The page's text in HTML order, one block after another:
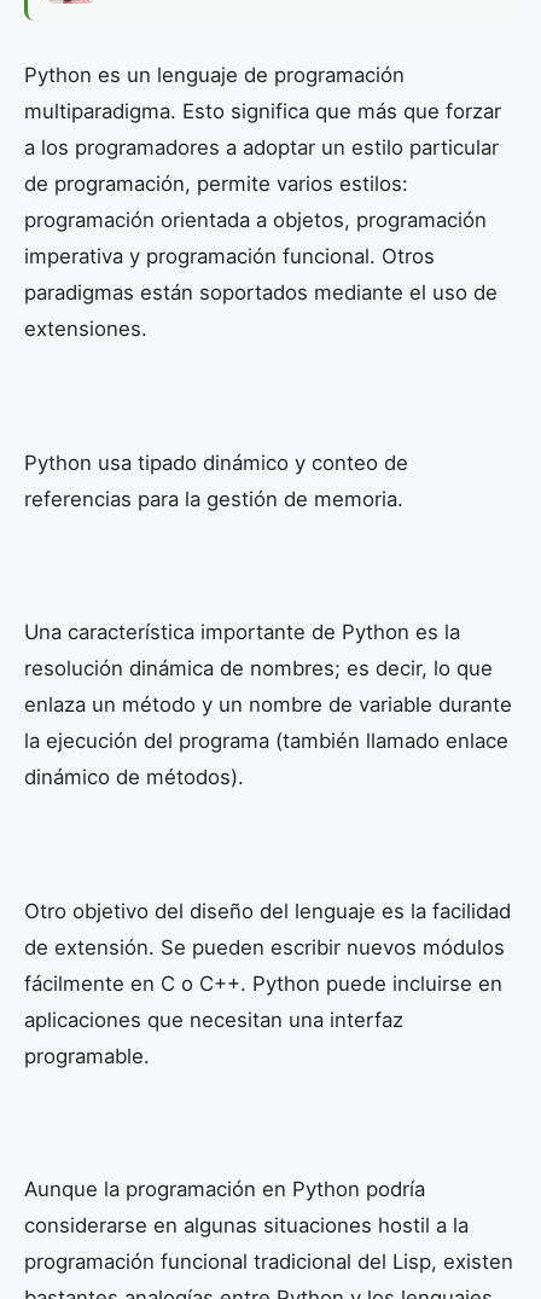
Python es un lenguaje de programación
multiparadigma. Esto significa que más que forzar
a los programadores a adoptar un estilo particular
de programación, permite varios estilos:
programación orientada a objetos, programación
imperativa y programación funcional. Otros
paradigmas están soportados mediante el uso de
extensiones.
Python usa tipado dinámico y conteo de
referencias para la gestión de memoria.
Una característica importante de Python es la
resolución dinámica de nombres; es decir, lo que
enlaza un método y un nombre de variable durante
la ejecución del programa (también llamado enlace
dinámico de métodos).
Otro objetivo del diseño del lenguaje es la facilidad
de extensión. Se pueden escribir nuevos módulos
fácilmente en C o C++. Python puede incluirse en
aplicaciones que necesitan una interfaz
programable.
Aunque la programación en Python podría
considerarse en algunas situaciones hostil a la
programación funcional tradicional del Lisp, existen